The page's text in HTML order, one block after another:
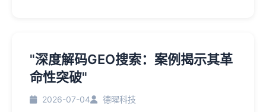
"深度解码GEO搜索：案例揭示其革
命性突破"
2026-07-04 德曜科技